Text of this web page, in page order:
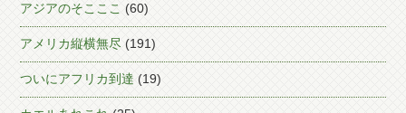
アジアのそこここ (60)
アメリカ縦横無尽 (191)
ついにアフリカ到達 (19)